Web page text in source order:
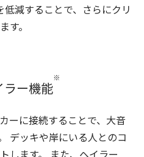
減することで、さらにクリ
す。
ラー機能
※
ーに接続することで、大音
デッキや岸にいる人とのコ